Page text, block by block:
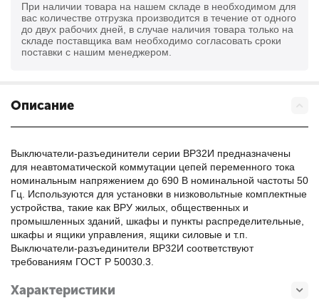
При наличии товара на нашем складе в необходимом для
вас количестве отгрузка производится в течение от одного
до двух рабочих дней, в случае наличия товара только на
складе поставщика вам необходимо согласовать сроки
поставки с нашим менеджером.
Описание
Выключатели-разъединители серии ВР32И предназначены
для неавтоматической коммутации цепей переменного тока
номинальным напряжением до 690 В номинальной частоты 50
Гц. Используются для установки в низковольтные комплектные
устройства, такие как ВРУ жилых, общественных и
промышленных зданий, шкафы и пункты распределительные,
шкафы и ящики управления, ящики силовые и т.п.
Выключатели-разъединители ВР32И соответствуют
требованиям ГОСТ Р 50030.3.
Характеристики